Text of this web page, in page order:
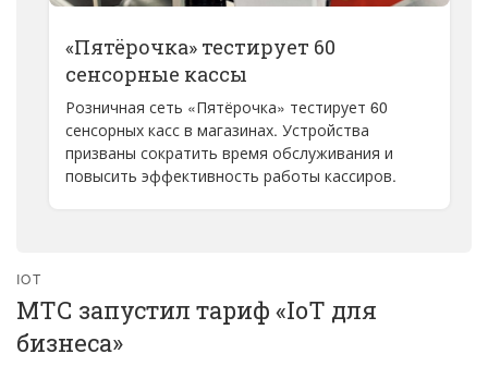
«Пятёрочка» тестирует 60
сенсорные кассы
Розничная сеть «Пятёрочка» тестирует 60
сенсорных касс в магазинах. Устройства
призваны сократить время обслуживания и
повысить эффективность работы кассиров.
IOT
МТС запустил тариф «IoT для
бизнеса»